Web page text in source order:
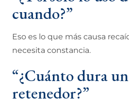
cuando?”
Eso es lo que más causa
necesita constancia.
“¿Cuánto dura un
retenedor?”